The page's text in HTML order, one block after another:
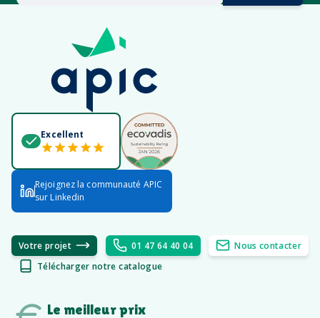
Excellent
Rejoignez la communauté APIC
sur Linkedin
Votre projet 01 47 64 40 04
Nous contacter
Télécharger notre catalogue
Le meilleur prix